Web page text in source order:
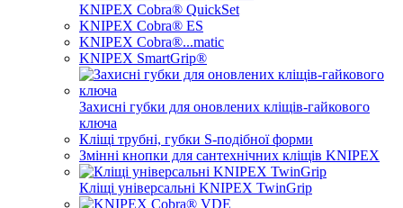
KNIPEX Cobra® QuickSet
KNIPEX Cobra® ES
KNIPEX Cobra®...matic
KNIPEX SmartGrip®
Захисні губки для оновлених кліщів-гайкового
ключа
Кліщі трубні, губки S-подібної форми
Змінні кнопки для сантехнічних кліщів KNIPEX
Кліщі універсальні KNIPEX TwinGrip